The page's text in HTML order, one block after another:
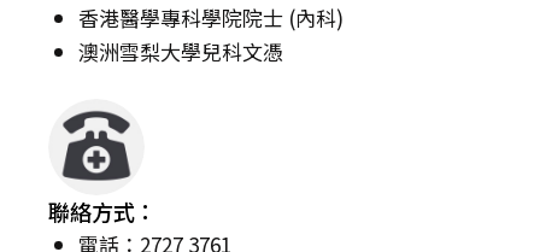
香港醫學專科學院院士 (內科)
澳洲雪梨大學兒科文憑
聯絡方式：
電話：2727 3761